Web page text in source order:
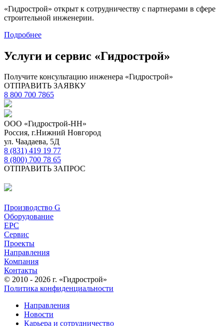
«Гидрострой» открыт к сотрудничеству с партнерами в сфере
строительной инженерии.
Подробнее
Услуги и сервис «Гидрострой»
Получите консультацию инженера «Гидрострой»
ОТПРАВИТЬ ЗАЯВКУ
8 800 700 7865
ООО «Гидрострой-НН»
Россия, г.Нижний Новгород
ул. Чаадаева, 5Д
8 (831) 419 19 77
8 (800) 700 78 65
ОТПРАВИТЬ ЗАПРОС
Производство G
Оборудование
EPC
Сервис
Проекты
Направления
Компания
Контакты
© 2010 - 2026 г. «Гидрострой»
Политика конфиденциальности
Направления
Новости
Карьера и сотрудничество